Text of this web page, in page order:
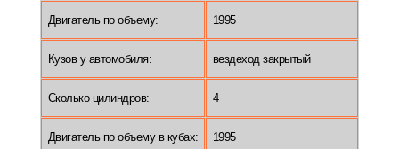
Двигатель по объему: 1995
Кузов у автомобиля: вездеход закрытый
Сколько цилиндров: 4
Двигатель по объему в кубах: 1995